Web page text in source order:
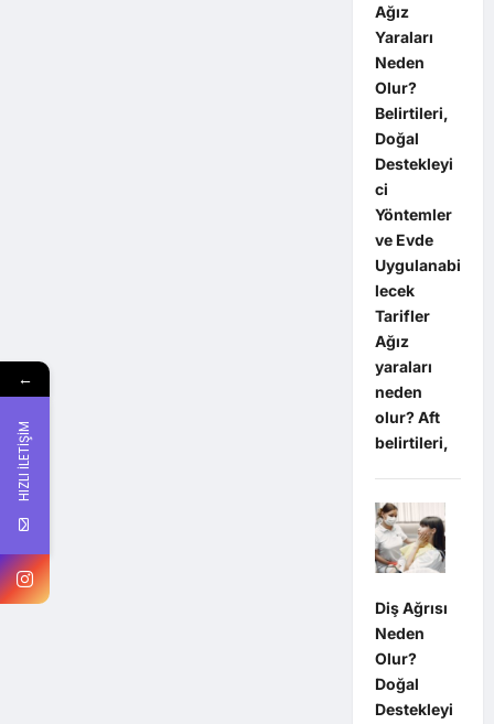
Ağız
Yaraları
Neden
Olur?
Belirtileri,
Doğal
Destekleyi
ci
Yöntemler
ve Evde
Uygulanabi
lecek
Tarifler
Ağız
yaraları
neden
olur? Aft
belirtileri,
Diş Ağrısı
Neden
Olur?
Doğal
Destekleyi
←
HIZLI İLETİŞİM